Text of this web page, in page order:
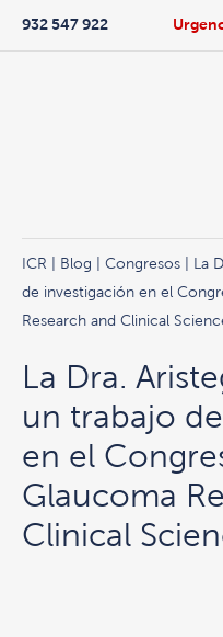
932 547 922
ICR Blog Congresos | La
de investigación en el
Research and Clinical
La Dra.
un trabajo
en el
Glaucoma
Clinical